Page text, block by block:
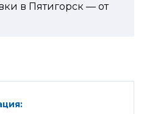
в Пятигорск — от